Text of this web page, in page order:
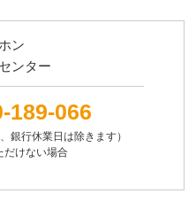
ン
ンター
189-066
銀行休業日は除きます）
けない場合